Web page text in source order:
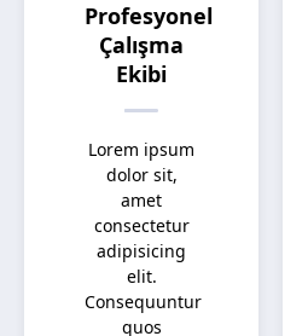
Profesyonel
Çalışma
Ekibi
Lorem ipsum
dolor sit,
amet
consectetur
adipisicing
elit.
Consequuntur
quos